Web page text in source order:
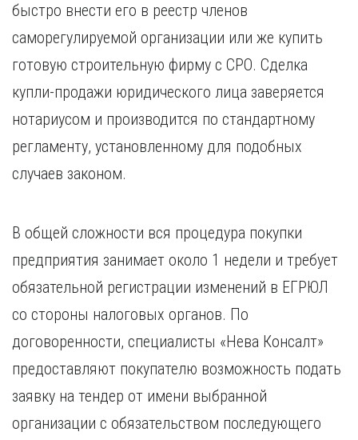
быстро внести его в реестр членов
саморегулируемой организации или же купить
готовую строительную фирму с СРО. Сделка
купли-продажи юридического лица заверяется
нотариусом и производится по стандартному
регламенту, установленному для подобных
случаев законом.
В общей сложности вся процедура покупки
предприятия занимает около 1 недели и требует
обязательной регистрации изменений в ЕГРЮЛ
со стороны налоговых органов. По
договоренности, специалисты «Нева Консалт»
предоставляют покупателю возможность подать
заявку на тендер от имени выбранной
организации с обязательством последующего